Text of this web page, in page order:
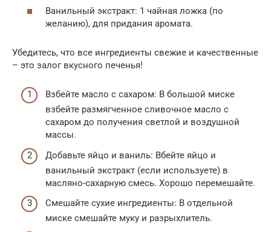
Ванильный экстракт: 1 чайная ложка (по
желанию), для придания аромата.
Убедитесь, что все ингредиенты свежие и качественные
– это залог вкусного печенья!
Взбейте масло с сахаром: В большой миске
взбейте размягченное сливочное масло с
сахаром до получения светлой и воздушной
массы.
Добавьте яйцо и ваниль: Вбейте яйцо и
ванильный экстракт (если используете) в
масляно-сахарную смесь. Хорошо перемешайте.
Смешайте сухие ингредиенты: В отдельной
миске смешайте муку и разрыхлитель.